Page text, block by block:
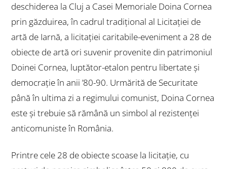
deschiderea la Cluj a Casei Memoriale Doina Cornea
prin găzduirea, în cadrul tradițional al Licitației de
artă de Iarnă, a licitației caritabile-eveniment a 28 de
obiecte de artă ori suvenir provenite din patrimoniul
Doinei Cornea, luptător-etalon pentru libertate și
democrație în anii ’80-90. Urmărită de Securitate
până în ultima zi a regimului comunist, Doina Cornea
este și trebuie să rămână un simbol al rezistenței
anticomuniste în România.
Printre cele 28 de obiecte scoase la licitație, cu